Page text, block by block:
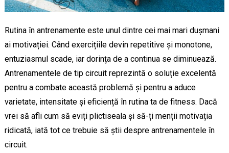
Rutina în antrenamente este unul dintre cei mai mari dușmani
ai motivației. Când exercițiile devin repetitive și monotone,
entuziasmul scade, iar dorința de a continua se diminuează.
Antrenamentele de tip circuit reprezintă o soluție excelentă
pentru a combate această problemă și pentru a aduce
varietate, intensitate și eficiență în rutina ta de fitness. Dacă
vrei să afli cum să eviți plictiseala și să-ți menții motivația
ridicată, iată tot ce trebuie să știi despre antrenamentele în
circuit.